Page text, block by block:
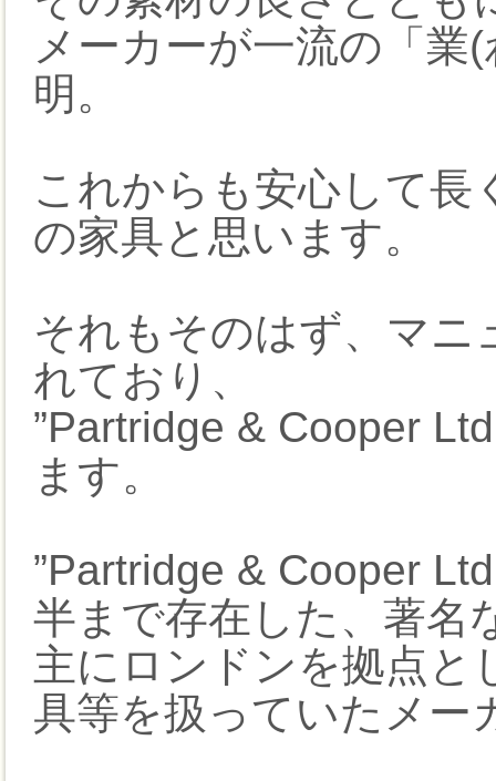
メーカーが一流の「業
明。
これからも安心して長
の家具と思います。
それもそのはず、マニ
れており、
”Partridge & Cooper
ます。
”Partridge & Cooper
半まで存在した、著名
主にロンドンを拠点と
具等を扱っていたメー